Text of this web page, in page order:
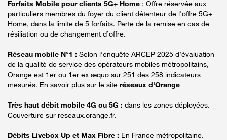
Forfaits Mobile pour clients 5G+ Home : Offre réservée aux
particuliers membres du foyer du client détenteur de l'offre 5G+
Home, dans la limite de 5 forfaits. Perte de la remise en cas de
résiliation ou de changement d’offre.
Réseau mobile N°1 : Selon l’enquête ARCEP 2025 d’évaluation
de la qualité de service des opérateurs mobiles métropolitains,
Orange est 1er ou 1er ex æquo sur 251 des 258 indicateurs
mesurés. En savoir plus sur le site réseaux d'Orange
Très haut débit mobile 4G ou 5G : dans les zones déployées.
Couverture sur reseaux.orange.fr.
Débits Livebox Up et Max Fibre : En France métropolitaine.